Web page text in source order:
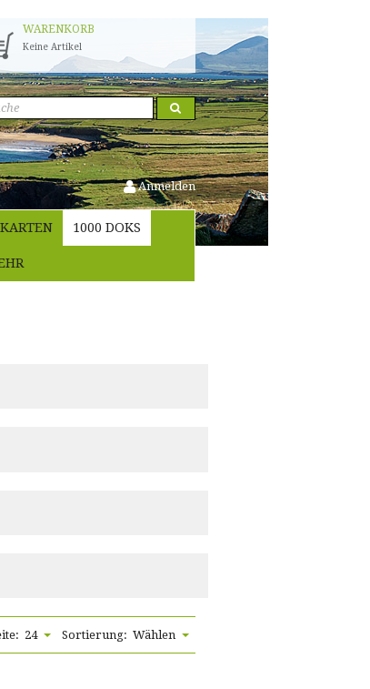
WARENKORB
Keine Artikel
Anmelden
1000 DOKS
Sortierung: Wählen
24